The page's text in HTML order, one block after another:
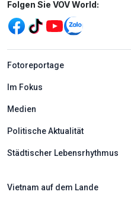
Mạng xã hội
Folgen Sie VOV World:
menu footer
Fotoreportage
Im Fokus
Medien
Politische Aktualität
Städtischer Lebensrhythmus
Vietnam auf dem Lande